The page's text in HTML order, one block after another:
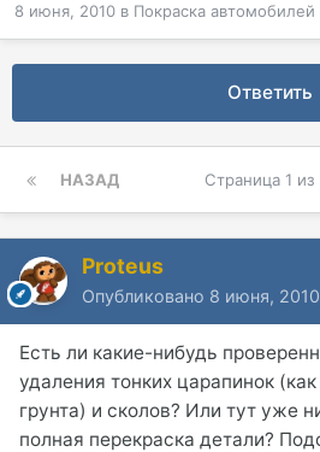
8 июня, 2010 в Покраска автомобилей
Ответить
НАЗАД Страница 1 из
Proteus
Опубликовано 8 июня, 2010
Есть ли какие-нибудь
удаления тонких царапинок
грунта) и сколов? Или тут уже
полная перекраска детали?